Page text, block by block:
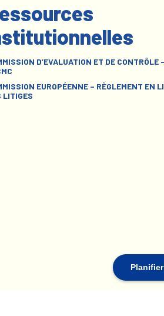
D’EVALUATION ET DE CONTRÔLE –
EUROPÉENNE – RÈGLEMENT EN
LITIGES